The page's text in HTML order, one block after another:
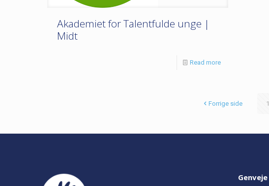
Akademiet for Talentfulde unge |
Midt
Read more
Forrige side 1
Genveje